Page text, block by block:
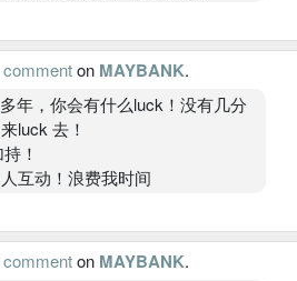
commenton MAYBANK.
年，你会有什么luck！没有几分
luck 去！
！
互动！浪费我时间
commenton MAYBANK.